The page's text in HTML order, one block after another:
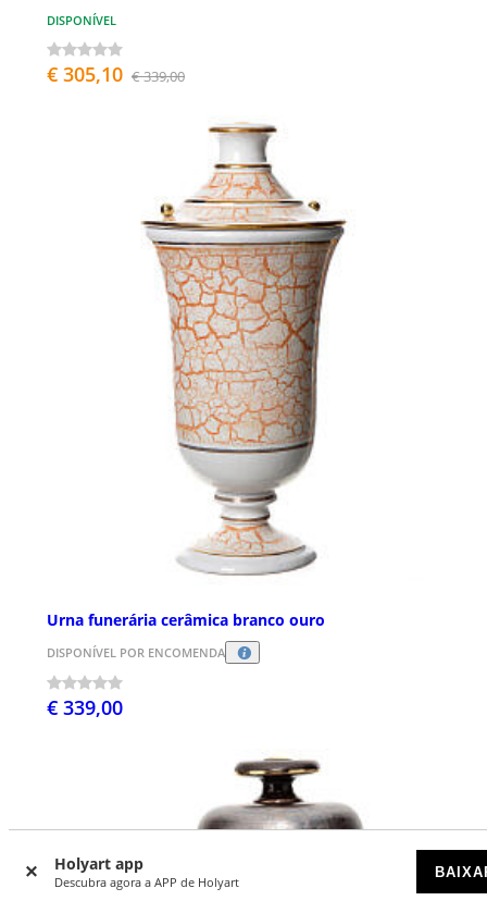
Holyart app
Descubra agora a APP de Holyart
DISPONÍVEL
€ 305,10 € 339,00
Urna funerária cerâmica branco ouro
DISPONÍVEL POR ENCOMENDA
€ 339,00